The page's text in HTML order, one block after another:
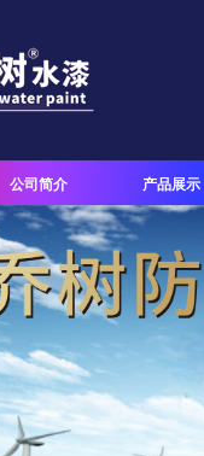
公司简介 产品展示